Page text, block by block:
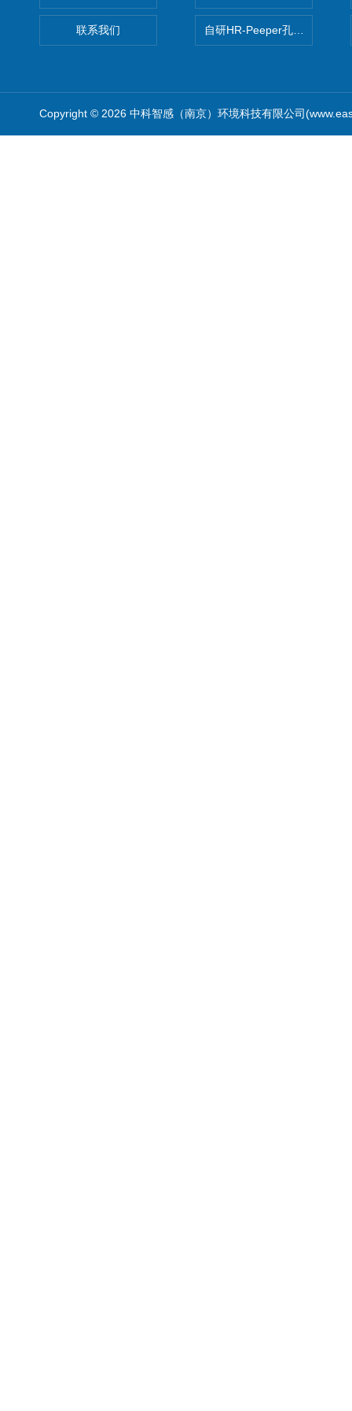
联系我们 自研HR-Peeper孔隙水采样器
Copyright © 2026 中科智感（南京）环境科技有限公司